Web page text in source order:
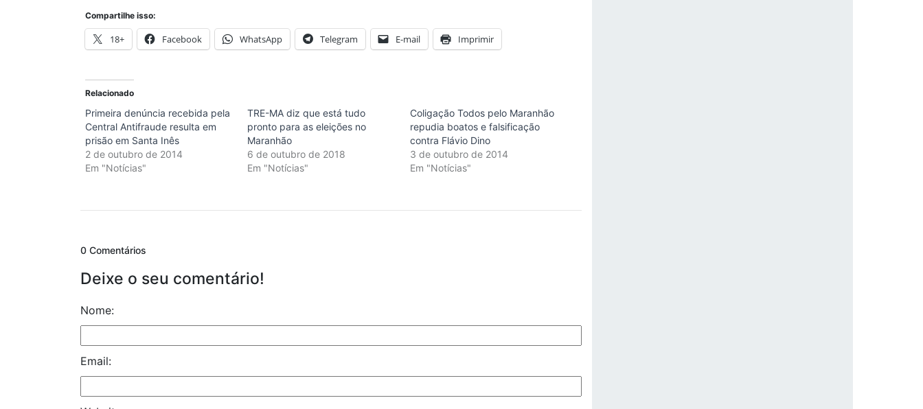
Compartilhe isso:
18+ Facebook WhatsApp Telegram E-mail Imprimir
Relacionado
Primeira denúncia recebida pela
Central Antifraude resulta em
prisão em Santa Inês
2 de outubro de 2014
Em "Notícias"
TRE-MA diz que está tudo
pronto para as eleições no
Maranhão
6 de outubro de 2018
Em "Notícias"
Coligação Todos pelo Maranhão
repudia boatos e falsificação
contra Flávio Dino
3 de outubro de 2014
Em "Notícias"
0 Comentários
Deixe o seu comentário!
Nome:
Email: